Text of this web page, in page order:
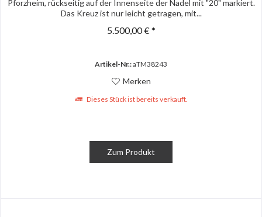
Pforzheim, rückseitig auf der Innenseite der Nadel mit "20" markiert.
Das Kreuz ist nur leicht getragen, mit...
5.500,00 € *
Artikel-Nr.:aTM38243
Merken
Dieses Stück ist bereits verkauft.
Zum Produkt